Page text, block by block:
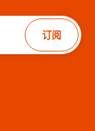
订阅